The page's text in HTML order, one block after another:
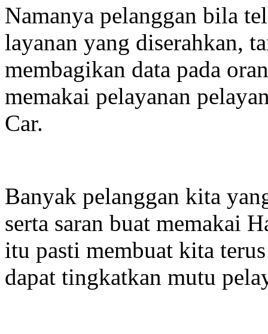
Namanya pelanggan bila
layanan yang diserahkan,
membagikan data pada
memakai pelayanan
Car.
Banyak pelanggan kita
serta saran buat memakai
itu pasti membuat kita
dapat tingkatkan mutu